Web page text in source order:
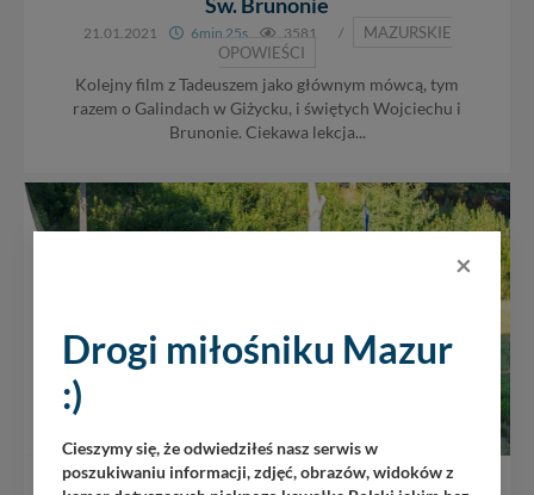
21.01.2021 6min 25s 3581 /
MAZURSKIE
OPOWIEŚCI
Kolejny film z Tadeuszem jako głównym mówcą, tym
razem o Galindach w Giżycku, i świętych Wojciechu i
Brunonie. Ciekawa lekcja...
×
Drogi miłośniku Mazur
:)
Cieszymy się, że odwiedziłeś nasz serwis w
poszukiwaniu informacji, zdjęć, obrazów, widoków z